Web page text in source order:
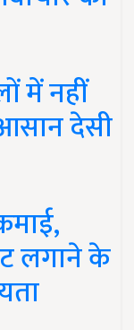
में नहीं
देसी
लगाने के